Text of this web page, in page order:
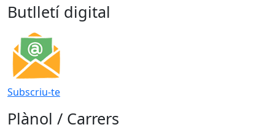
Butlletí digital
Subscriu-te
Plànol / Carrers